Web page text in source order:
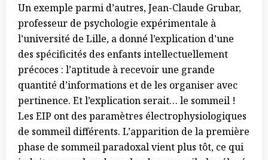
Un exemple parmi d’autres, Jean-Claude Grubar,
professeur de psychologie expérimentale à
l’université de Lille, a donné l’explication d’une
des spécificités des enfants intellectuellement
précoces : l’aptitude à recevoir une grande
quantité d’informations et de les organiser avec
pertinence. Et l’explication serait… le sommeil !
Les EIP ont des paramètres électrophysiologiques
de sommeil différents. L’apparition de la première
phase de sommeil paradoxal vient plus tôt, ce qui